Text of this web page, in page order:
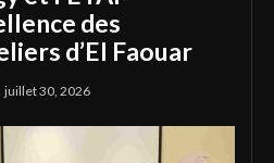
des
d’El Faouar
juillet 30, 2026